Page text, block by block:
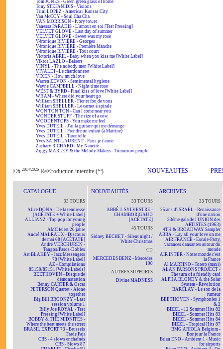
Tom JONES - Green green grass of home
Tony STEFANIDIS - Visions
Trini LOPEZ - America / Kansas City
Van McCOY - Soul Cha Cha
VAN MORRISON - Ivory tower
Vanessa PARADIS - L'amour en soi [Test Pressing]
VELVET GLOVE - Last day of summer
VELVET GLOVE - Sweet was my rose
Véronique RIVIÈRE - Georges
Véronique RIVIÈRE - Première Manche
Véronique RIVIÈRE - Tout court
Victoria ABRIL - Baby when you kiss me [White Label]
Viktor LAZLO - Baisers
VINYL - The nobody men [White Label]
VIVALDI - Le chardonneret
VIXEN - How much love
Warren ZEVON - Sentimental hygiene
Wayne CAMPBELL - Night time rose
WEST & BYRD - Final kiss of love [White Label]
WHAM - Where did your heart go
William SHELLER - Fier et fou de vous
William SHELLER - Le carnet à spirale
WON TON TON - Can I come near you
WONDER STUFF - The size of a cow
WOODENTOPS - You make me feel
Yves DUTEIL - J'ai la guitare qui me démange
Yves DUTEIL - Prendre un enfant (à Martine)
Yves DUTEIL - Tarentelle
Yves SAINT-LAURENT - Paris je t'aime
Zachary RICHARD - My Nanette
Ziggy MARLEY & the Melody Makers - Tomorrow people
©b 2014/2026 Re℗roduction interdite (ici) NOUVEAUTÉS
CATALOGUE
33 TOURS
Alice DONA - De la tendresse
[ACÉTATE + White Label]
ALLIANZ - Top pop for young
people
AMC feiert 20 jahre
André MALRAUX - Discours
de mai 68 [ACÉTATE]
André VERCHUREN -
Tangos/Pasos-Dobles
Art BLAKEY - Jazz Messengers
70 [White Label]
AZ - Compilations
85150/85151 [White Labels]
BEETHOVEN - Disque de
démonstration
Benny CARTER & Oscar
PETERSON Quartet - Alone
together
Big Bill BROONZY - Last
session volume 1
Billy Joe ROYAL - Test
Pressing [White Label]
BOBBY & THE MIDNITES -
Where the beat meets the street
BRASIL EXPORT 73 - Brussels
Trade Fair
CBS - 4 slows enchaînés
CBS - Slows 87
NOUVEAUTÉS
33 TOURS
ABBÉ J. SYLVESTRE -
CHAMBORIGAUD
[ACÉTATE]
45 TOURS
Sidney BECHET - Silent night /
White Christmas
CD
MERCEDES BENZ - Mercedes
190
AUTRES SUPPORTS
Divine MADNESS
ARCHIVES
33 TOURS
25 ans d'ISRAËL - Renaissance
d'une nation
33ème gala de l'UNION des
ARTISTES (1963)
4TH & BROADWAY Sampler
ABBA - Lay all your love on me
AIR FRANCE - Escale-Party,
vacances dansantes autour du
monde
AIR INTER - Notre monde c'est
la France
Al MARTINO - Torero (maxi)
ALAN PARSONS PROJECT -
The turn of a friendly card
ALPHA BLONDY & the Solar
System - Révolution
BARCLAY - Le son de la
rumeur
BEETHOVEN - Symphonies 1
& 2
BIZZL - 12 Sommer Hits 82
BIZZL - Sommer Hits 83
BIZZL - Sommer Hits 84
BIZZL - Tropical Hits 87
BMG ARIOLA Belgium -
Bonjour la France
Brian ENO - Ambient 1 - Music
for airports